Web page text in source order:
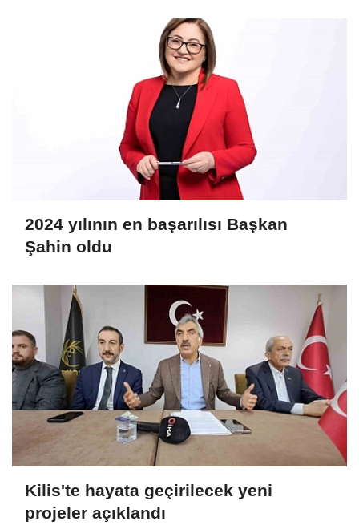
2024 yılının en başarılısı Başkan
Şahin oldu
Kilis'te hayata geçirilecek yeni
projeler açıklandı